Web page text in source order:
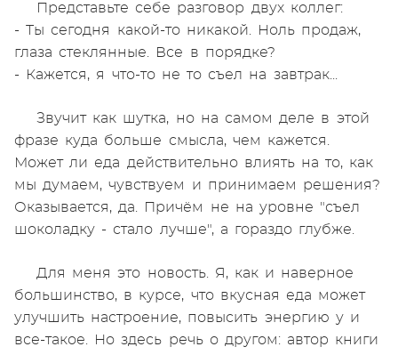
Представьте себе разговор двух коллег:
- Ты сегодня какой-то никакой. Ноль продаж,
глаза стеклянные. Все в порядке?
- Кажется, я что-то не то съел на завтрак...
Звучит как шутка, но на самом деле в этой
фразе куда больше смысла, чем кажется.
Может ли еда действительно влиять на то, как
мы думаем, чувствуем и принимаем решения?
Оказывается, да. Причём не на уровне "съел
шоколадку - стало лучше", а гораздо глубже.
Для меня это новость. Я, как и наверное
большинство, в курсе, что вкусная еда может
улучшить настроение, повысить энергию у и
все-такое. Но здесь речь о другом: автор книги